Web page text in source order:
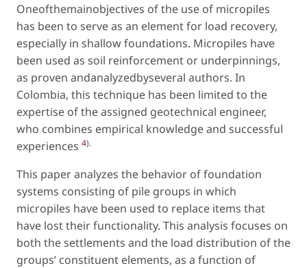
Oneofthemainobjectives of the use of micropiles
has been to serve as an element for load recovery,
especially in shallow foundations. Micropiles have
been used as soil reinforcement or underpinnings,
as proven andanalyzedbyseveral authors. In
Colombia, this technique has been limited to the
expertise of the assigned geotechnical engineer,
who combines empirical knowledge and successful
experiences 4).
This paper analyzes the behavior of foundation
systems consisting of pile groups in which
micropiles have been used to replace items that
have lost their functionality. This analysis focuses on
both the settlements and the load distribution of the
groups’ constituent elements, as a function of